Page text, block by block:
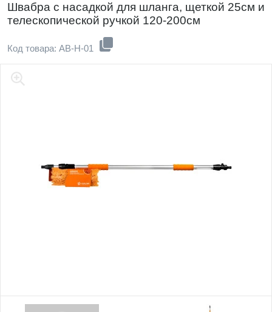
Швабра с насадкой для шланга, щеткой 25см и
телескопической ручкой 120-200см
Код товара: AB-H-01